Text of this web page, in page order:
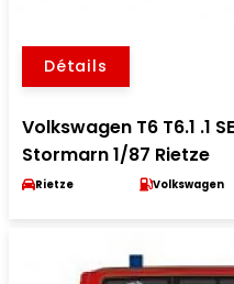
Détails
Volkswagen T6 T6.1 .1
Stormarn 1/87 Rietze
Rietze Volkswagen